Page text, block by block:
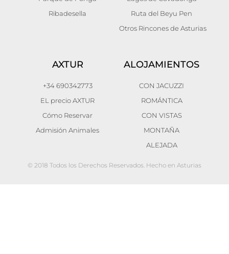
Ribadesella
Ruta del Beyu Pen
Otros Rincones de Asturias
AXTUR
+34 690342773
EL precio AXTUR
Cómo Reservar
Admisión Animales
ALOJAMIENTOS
CON JACUZZI
ROMÁNTICA
CON VISTAS
MONTAÑA
ALEJADA
© 2018 Todos los Derechos Reservados. Hecho en Asturias